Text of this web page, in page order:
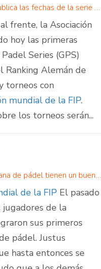
La Asociación Alemana de Pádel publica las fechas de la serie de torneos GPS 2015
frente, la Asociación
hoy las primeras
Series (GPS)
Ranking Alemán de
torneos con
mundial de la FIP.
los torneos serán...
Los jugadores de la selección alemana de pádel tienen un buen comienzo de temporada en Holanda
de la FIP El pasado
jugadores de la
sus primeros
pádel. Justus
hasta entonces se